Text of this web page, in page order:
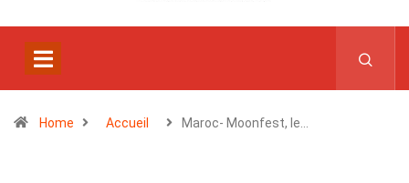
Home Accueil Maroc- Moonfest, le…